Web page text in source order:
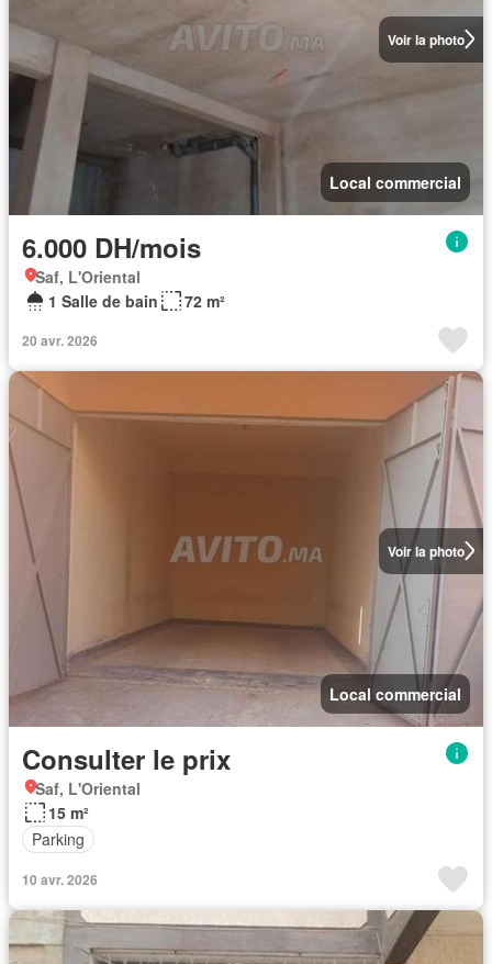
Voir la photo
Local commercial
6.000 DH/mois
Saf, L'Oriental
1 Salle de bain
72 m²
20 avr. 2026
Voir la photo
Local commercial
Consulter le prix
Saf, L'Oriental
15 m²
Parking
10 avr. 2026